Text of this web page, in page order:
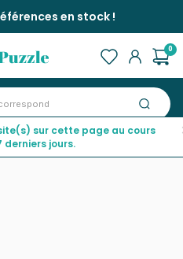
en stock !
0
sur cette page au cours
derniers jours.